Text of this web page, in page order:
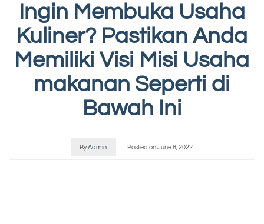
Ingin Membuka Usaha
Kuliner? Pastikan Anda
Memiliki Visi Misi Usaha
makanan Seperti di
Bawah Ini
ByAdmin Posted onJune 8, 2022